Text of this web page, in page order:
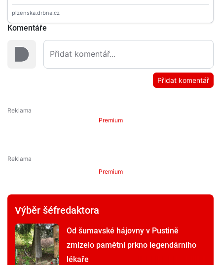
Komentáře
Přidat komentář
Premium
Premium
Výběr šéfredaktora
Od šumavské hájovny v Pustině
zmizelo pamětní prkno legendárního
lékaře